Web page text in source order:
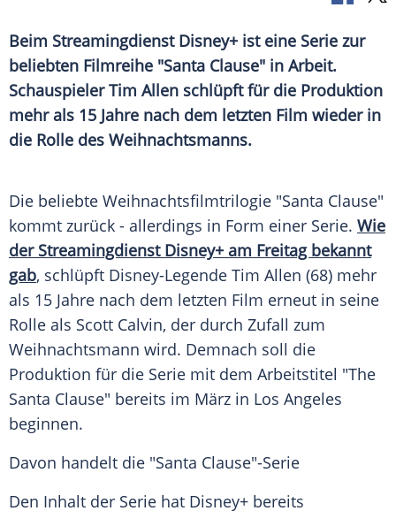
Beim StreamingdienstDisney+ ist eine Serie zur
beliebten Filmreihe "Santa Clause" in Arbeit.
SchauspielerTim Allen schlüpft für die Produktion
mehr als 15 Jahre nach dem letzten Film wieder in
die Rolle des Weihnachtsmanns.
Die beliebte Weihnachtsfilmtrilogie "Santa Clause"
kommt zurück - allerdings in Form einer Serie. Wie
der Streamingdienst Disney+ am Freitag bekannt
gab, schlüpft Disney-Legende Tim Allen (68) mehr
als 15 Jahre nach dem letzten Film erneut in seine
Rolle als Scott Calvin, der durch Zufall zum
Weihnachtsmann wird. Demnach soll die
Produktion für die Serie mit dem Arbeitstitel "The
Santa Clause" bereits im März in Los Angeles
beginnen.
Davon handelt die "Santa Clause"-Serie
Den Inhalt der Serie hat Disney+ bereits